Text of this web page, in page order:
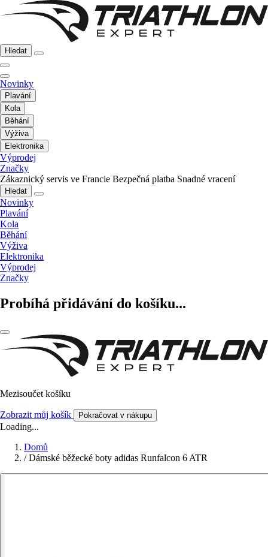
Hledat
Novinky
Plavání
Kola
Běhání
Výživa
Elektronika
Výprodej
Značky
Zákaznický servis ve Francie Bezpečná platba Snadné vracení
Hledat
Novinky
Plavání
Kola
Běhání
Výživa
Elektronika
Výprodej
Značky
Probíhá přidávání do košíku...
Mezisoučet košíku
Zobrazit můj košík Pokračovat v nákupu
Loading...
Domů
/ Dámské běžecké boty adidas Runfalcon 6 ATR